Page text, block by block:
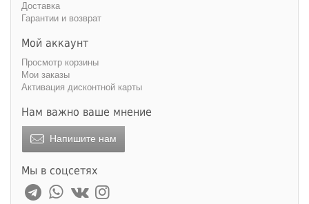
Доставка
Гарантии и возврат
Мой аккаунт
Просмотр корзины
Мои заказы
Активация дисконтной карты
Нам важно ваше мнение
Напишите нам
Мы в соцсетях